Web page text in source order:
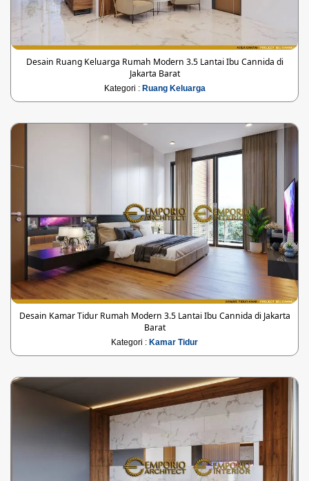
Desain Ruang Keluarga Rumah Modern 3.5 Lantai Ibu Cannida di
Jakarta Barat
Kategori : Ruang Keluarga
Desain Kamar Tidur Rumah Modern 3.5 Lantai Ibu Cannida di Jakarta
Barat
Kategori : Kamar Tidur